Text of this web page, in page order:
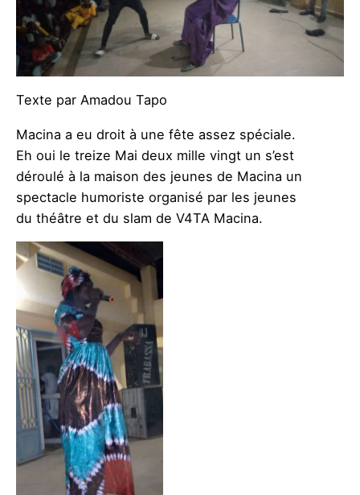
Texte par Amadou Tapo
Macina a eu droit à une fête assez spéciale.
Eh oui le treize Mai deux mille vingt un s’est
déroulé à la maison des jeunes de Macina un
spectacle humoriste organisé par les jeunes
du théâtre et du slam de V4TA Macina.